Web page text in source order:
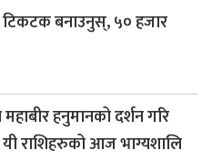
टिकटक बनाउनुस्, ५० हजार
हनुमानको दर्शन गरि
राशिहरुको आज भाग्यशालि